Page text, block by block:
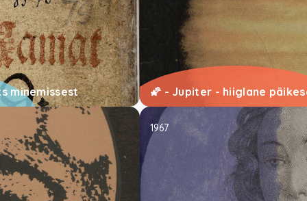
minemissest 🌠 - Jupiter - hiiglane
1967